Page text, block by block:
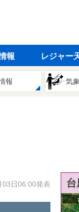
報 レジャー
報 気
03日06:00発表